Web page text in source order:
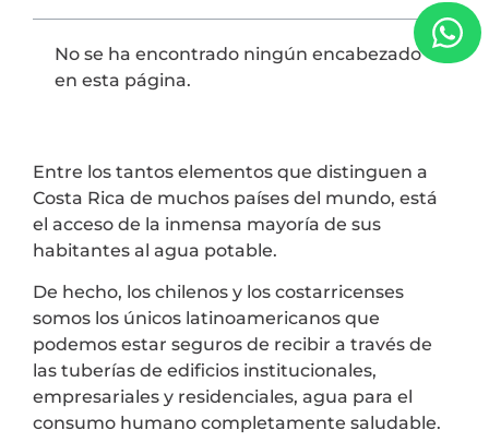
No se ha encontrado ningún encabezado
en esta página.
Entre los tantos elementos que distinguen a
Costa Rica de muchos países del mundo, está
el acceso de la inmensa mayoría de sus
habitantes al agua potable.
De hecho, los chilenos y los costarricenses
somos los únicos latinoamericanos que
podemos estar seguros de recibir a través de
las tuberías de edificios institucionales,
empresariales y residenciales, agua para el
consumo humano completamente saludable.